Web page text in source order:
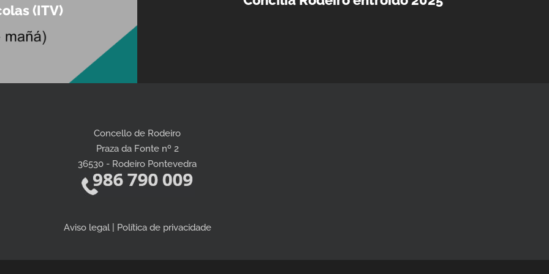
(ITV)
Concello de Rodeiro
Praza da Fonte nº 2
36530 - Rodeiro Pontevedra
Aviso legal | Política de privacidade